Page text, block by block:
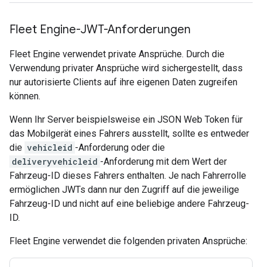
Fleet Engine-JWT-Anforderungen
Fleet Engine verwendet private Ansprüche. Durch die
Verwendung privater Ansprüche wird sichergestellt, dass
nur autorisierte Clients auf ihre eigenen Daten zugreifen
können.
Wenn Ihr Server beispielsweise ein JSON Web Token für
das Mobilgerät eines Fahrers ausstellt, sollte es entweder
die vehicleid -Anforderung oder die
deliveryvehicleid -Anforderung mit dem Wert der
Fahrzeug-ID dieses Fahrers enthalten. Je nach Fahrerrolle
ermöglichen JWTs dann nur den Zugriff auf die jeweilige
Fahrzeug-ID und nicht auf eine beliebige andere Fahrzeug-
ID.
Fleet Engine verwendet die folgenden privaten Ansprüche: